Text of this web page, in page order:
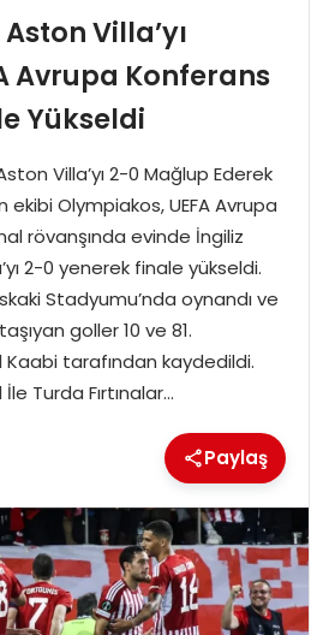
Villa’yı
Avrupa Konferans
Yükseldi
Villa’yı 2-0 Mağlup Ederek
ekibi Olympiakos, UEFA Avrupa
rövanşında evinde İngiliz
2-0 yenerek finale yükseldi.
Stadyumu’nda oynandı ve
goller 10 ve 81.
Kaabi tarafından kaydedildi.
Turda Fırtınalar…
Paylaş